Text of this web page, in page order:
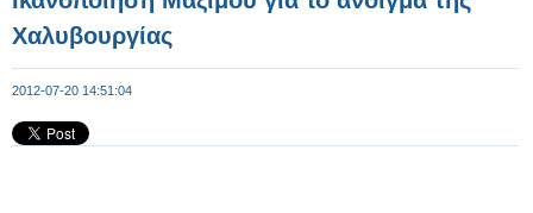
Χαλυβουργίας
2012-07-20 14:51:04